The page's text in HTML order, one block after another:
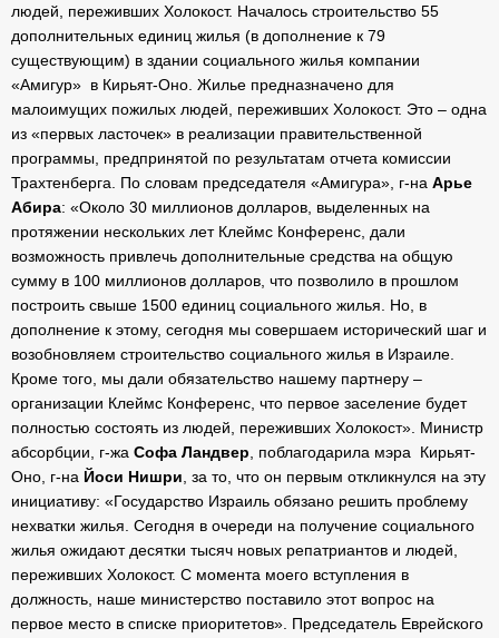
людей, переживших Холокост. Началось строительство 55
дополнительных единиц жилья (в дополнение к 79
существующим) в здании социального жилья компании
«Амигур» в Кирьят-Оно. Жилье предназначено для
малоимущих пожилых людей, переживших Холокост. Это – одна
из «первых ласточек» в реализации правительственной
программы, предпринятой по результатам отчета комиссии
Трахтенберга. По словам председателя «Амигура», г-на Арье
Абира: «Около 30 миллионов долларов, выделенных на
протяжении нескольких лет Клеймс Конференс, дали
возможность привлечь дополнительные средства на общую
сумму в 100 миллионов долларов, что позволило в прошлом
построить свыше 1500 единиц социального жилья. Но, в
дополнение к этому, сегодня мы совершаем исторический шаг и
возобновляем строительство социального жилья в Израиле.
Кроме того, мы дали обязательство нашему партнеру –
организации Клеймс Конференс, что первое заселение будет
полностью состоять из людей, переживших Холокост». Министр
абсорбции, г-жа Софа Ландвер , поблагодарила мэра Кирьят-
Оно, г-на Йоси Нишри , за то, что он первым откликнулся на эту
инициативу: «Государство Израиль обязано решить проблему
нехватки жилья. Сегодня в очереди на получение социального
жилья ожидают десятки тысяч новых репатриантов и людей,
переживших Холокост. С момента моего вступления в
должность, наше министерство поставило этот вопрос на
первое место в списке приоритетов». Председатель Еврейского